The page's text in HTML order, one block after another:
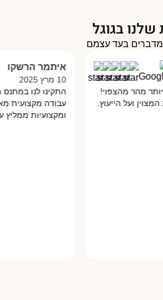
שלנו בגוגל
מדברים בעד עצמם
הייעוץ.
איתמר הרשקו
10 מרץ 2025
התקינו לנו במתנס מחסן
עבודה מקצועית מאוד והכל
ומקצועיות ממליץ עליהם